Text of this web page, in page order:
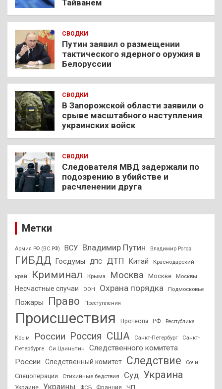
Тайванем
СВОДКИ
Путин заявил о размещении
тактического ядерного оружия в
Белоруссии
СВОДКИ
В Запорожской области заявили о
срыве масштабного наступления
украинских войск
СВОДКИ
Следователя МВД задержали по
подозрению в убийстве и
расчленении друга
Метки
Армия РФ (ВС РФ) ВСУ Владимир Путин Владимир Рогов
ГИБДД Госдумы ДПС ДТП Китай Краснодарский
край Криминал Крыма Москва Москве Москвы
Несчастные случаи ООН Охрана порядка Подмосковье
Пожары Право Преступления
Происшествия Протесты РФ Республика
Крым России Россия США Санкт-Петербург
Санкт-
Петербурге
Си Цзиньпин
Следственного комитета
России
Следственный комитет Следствие Сочи
Спецоперации Стихийные бедствия Суд Украина
Украине Украины ФСБ Франция ЧП